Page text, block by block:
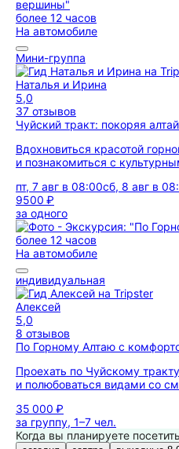
более 12 часов
На автомобиле
Мини-группа
Наталья и Ирина
5,0
37 отзывов
Чуйский тракт: покоряя
Вдохновиться красотой
и познакомиться с
пт, 7 авг в 08:00сб, 8 авг в
9500 ₽
за одного
более 12 часов
На автомобиле
индивидуальная
Алексей
5,0
8 отзывов
По Горному Алтаю с
Проехать по Чуйскому
и полюбоваться видами со
35 000 ₽
за группу, 1–7 чел.
Когда вы планируете